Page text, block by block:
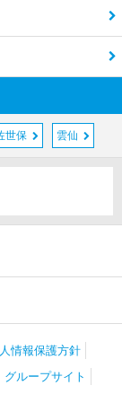
世保 雲仙
情報保護方針
グループサイト